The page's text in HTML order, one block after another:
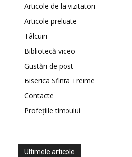
Articole de la vizitatori
Articole preluate
Tâlcuiri
Bibliotecă video
Gustări de post
Biserica Sfinta Treime
Contacte
Profețiile timpului
Ultimele articole